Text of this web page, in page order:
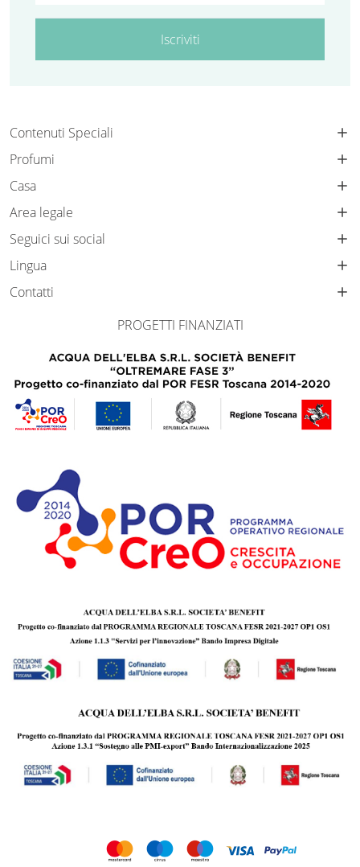
Iscriviti
Contenuti Speciali
Profumi
Casa
Area legale
Seguici sui social
Lingua
Contatti
PROGETTI FINANZIATI